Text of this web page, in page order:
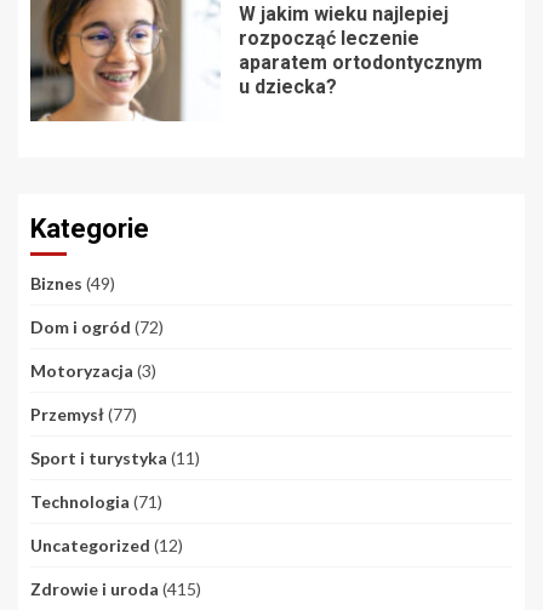
W jakim wieku najlepiej
rozpocząć leczenie
aparatem ortodontycznym
u dziecka?
Kategorie
Biznes (49)
Dom i ogród (72)
Motoryzacja (3)
Przemysł(77)
Sport i turystyka (11)
Technologia (71)
Uncategorized (12)
Zdrowie i uroda (415)